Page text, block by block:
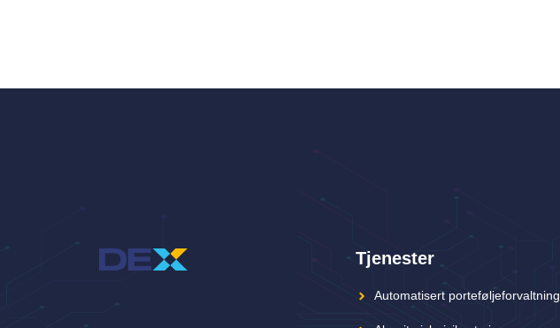
Tjenester
Automatisert porteføljeforvaltning